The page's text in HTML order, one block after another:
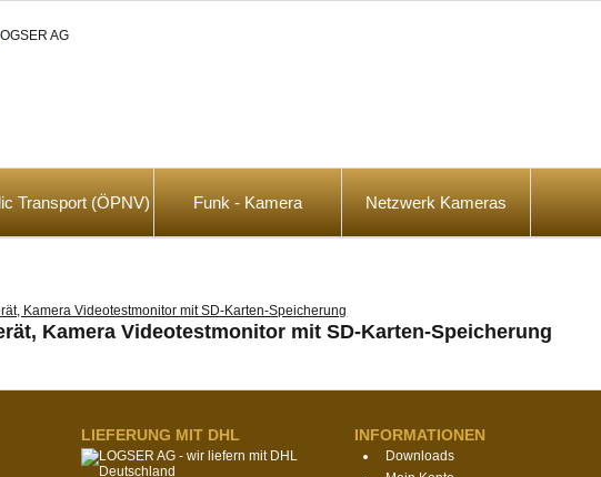
Transport (ÖPNV) Funk - Kamera Netzwerk Kameras
Kamera Videotestmonitor mit SD-Karten-Speicherung
LIEFERUNG MIT DHL INFORMATIONEN
Downloads